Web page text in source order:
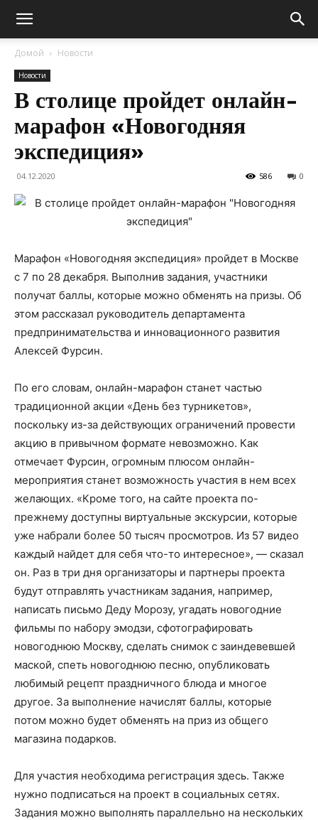
Домой Новости
Новости
В столице пройдет онлайн-
марафон «Новогодняя
экспедиция»
04.12.2020 0
586
Марафон «Новогодняя экспедиция» пройдет в Москве
с 7 по 28 декабря. Выполнив задания, участники
получат баллы, которые можно обменять на призы. Об
этом рассказал руководитель департамента
предпринимательства и инновационного развития
Алексей Фурсин.
По его словам, онлайн-марафон станет частью
традиционной акции «День без турникетов»,
поскольку из-за действующих ограничений провести
акцию в привычном формате невозможно. Как
отмечает Фурсин, огромным плюсом онлайн-
мероприятия станет возможность участия в нем всех
желающих. «Кроме того, на сайте проекта по-
прежнему доступны виртуальные экскурсии, которые
уже набрали более 50 тысяч просмотров. Из 57 видео
каждый найдет для себя что-то интересное», — сказал
он. Раз в три дня организаторы и партнеры проекта
будут отправлять участникам задания, например,
написать письмо Деду Морозу, угадать новогодние
фильмы по набору эмодзи, сфотографировать
новогоднюю Москву, сделать снимок с заиндевевшей
маской, спеть новогоднюю песню, опубликовать
любимый рецепт праздничного блюда и многое
другое. За выполнение начислят баллы, которые
потом можно будет обменять на приз из общего
магазина подарков.
Для участия необходима регистрация здесь. Также
нужно подписаться на проект в социальных сетях.
Задания можно выполнять параллельно на нескольких